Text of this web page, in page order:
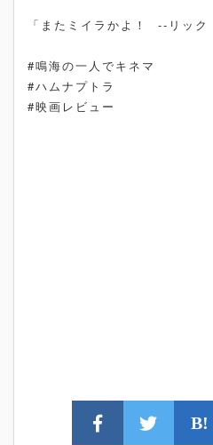
「またミイラかよ！ --リック
#鳴海の一人でキネマ
#ハムナプトラ
#映画レビュー
B!